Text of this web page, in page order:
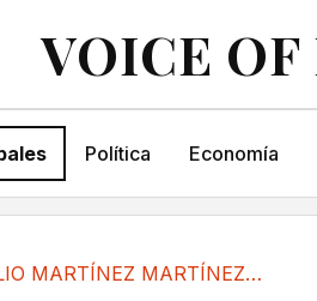
VOICE
Política Economía
JULIO MARTÍNEZ MARTÍNEZRadiografía tributaria...